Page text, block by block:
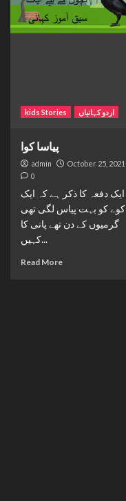
kids Stories اردو کہانیاں
پیاسا کوا
admin October 25, 2021
0
ایک دفعہ کا ذکر ہے کہ ایک
کوے کو بہت پیاس لگی تھی
گرمیوں کے دن تھے پانی کا
کہیں...
Read More